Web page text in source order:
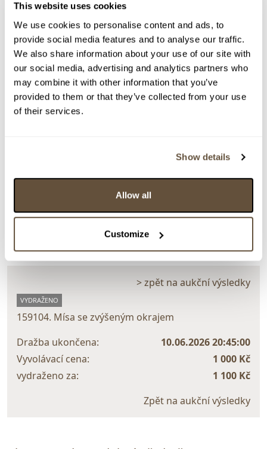
This website uses cookies
We use cookies to personalise content and ads, to
provide social media features and to analyse our traffic.
We also share information about your use of our site with
our social media, advertising and analytics partners who
may combine it with other information that you’ve
provided to them or that they’ve collected from your use
of their services.
Show details
Allow all
Customize
> Zobrazit detail položky a informace o autorovi
> zpět na aukční výsledky
VYDRAŽENO
159104. Mísa se zvýšeným okrajem
Dražba ukončena:
10.06.2026 20:45:00
Vyvolávací cena:
1 000 Kč
vydraženo za:
1 100 Kč
Zpět na aukční výsledky